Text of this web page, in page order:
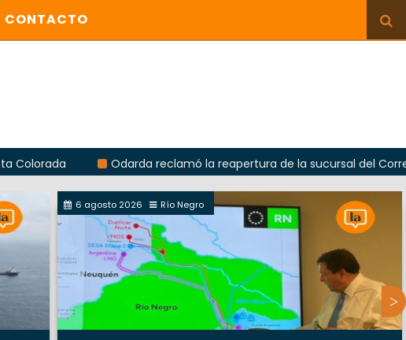
CONTACTO
Odarda reclamó la reapertura de la sucursal del Correo
6 agosto 2026 Río Negro